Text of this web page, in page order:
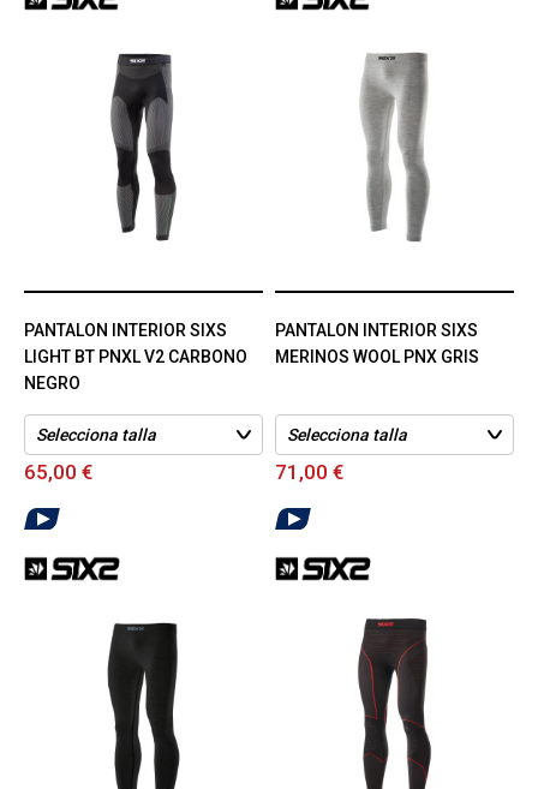
PANTALON INTERIOR SIXS
LIGHT BT PNXL V2 CARBONO
NEGRO
65,00 €
PANTALON INTERIOR SIXS
MERINOS WOOL PNX GRIS
71,00 €